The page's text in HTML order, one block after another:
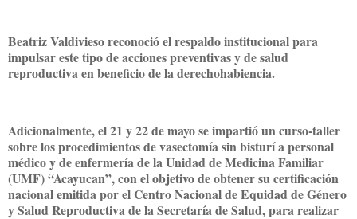
Beatriz Valdivieso reconoció el respaldo institucional para
impulsar este tipo de acciones preventivas y de salud
reproductiva en beneficio de la derechohabiencia.
Adicionalmente, el 21 y 22 de mayo se impartió un curso-taller
sobre los procedimientos de vasectomía sin bisturí a personal
médico y de enfermería de la Unidad de Medicina Familiar
(UMF) “Acayucan”, con el objetivo de obtener su certificación
nacional emitida por el Centro Nacional de Equidad de Género
y Salud Reproductiva de la Secretaría de Salud, para realizar